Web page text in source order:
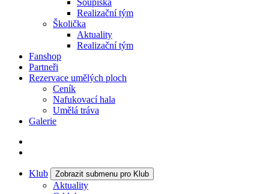
Soupiska
Realizační tým
Školička
Aktuality
Realizační tým
Fanshop
Partneři
Rezervace umělých ploch
Ceník
Nafukovací hala
Umělá tráva
Galerie
Klub Zobrazit submenu pro Klub
Aktuality